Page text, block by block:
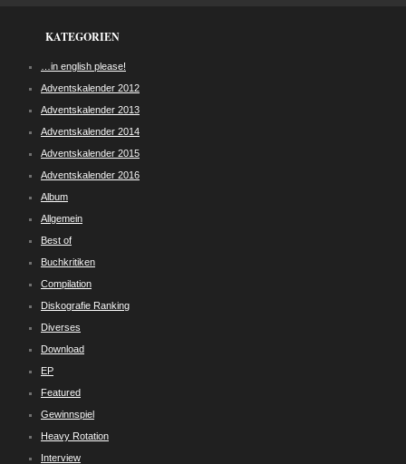
KATEGORIEN
…in english please!
Adventskalender 2012
Adventskalender 2013
Adventskalender 2014
Adventskalender 2015
Adventskalender 2016
Album
Allgemein
Best of
Buchkritiken
Compilation
Diskografie Ranking
Diverses
Download
EP
Featured
Gewinnspiel
Heavy Rotation
Interview